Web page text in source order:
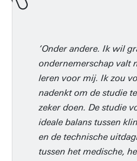
‘Onder andere. Ik wil
ondernemerschap valt
leren voor mij. Ik zou
nadenkt om de studie
zeker doen. De studie
ideale balans tussen
en de technische
tussen het medische,